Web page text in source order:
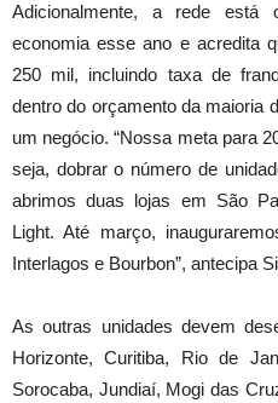
Adicionalmente, a rede está
economia esse ano e acredita
250 mil, incluindo taxa de
dentro do orçamento da maioria
um negócio. “Nossa meta para
seja, dobrar o número de
abrimos duas lojas em São
Light. Até março,
Interlagos e Bourbon”, antecipa
As outras unidades devem
Horizonte, Curitiba, Rio de
Sorocaba, Jundiaí, Mogi das